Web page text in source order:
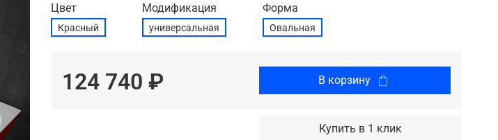
Цвет
Красный
Модификация
универсальная
Форма
Овальная
124 740 ₽ В корзину
Купить в 1 клик